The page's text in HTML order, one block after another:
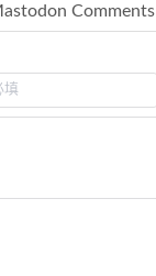
Comments